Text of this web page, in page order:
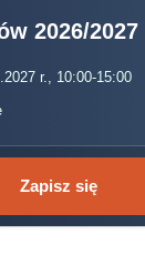
2026/2027
r., 10:00-15:00
Zapisz się